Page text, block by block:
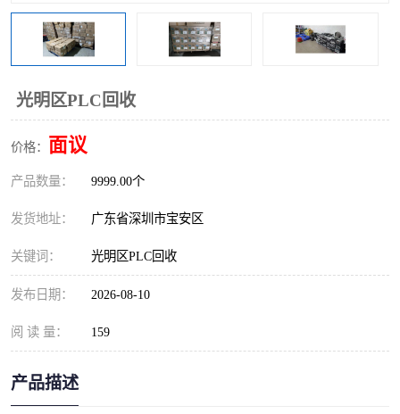
光明区PLC回收
价格： 面议
产品数量： 9999.00个
发货地址： 广东省深圳市宝安区
关键词： 光明区PLC回收
发布日期： 2026-08-10
阅 读 量： 159
产品描述